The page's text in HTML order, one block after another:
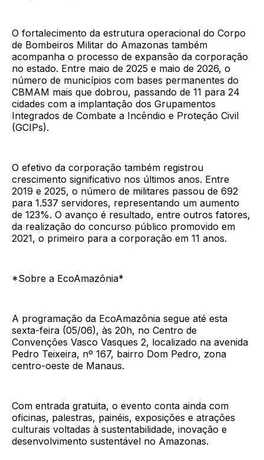
O fortalecimento da estrutura operacional do Corpo
de Bombeiros Militar do Amazonas também
acompanha o processo de expansão da corporação
no estado. Entre maio de 2025 e maio de 2026, o
número de municípios com bases permanentes do
CBMAM mais que dobrou, passando de 11 para 24
cidades com a implantação dos Grupamentos
Integrados de Combate a Incêndio e Proteção Civil
(GCIPs).
O efetivo da corporação também registrou
crescimento significativo nos últimos anos. Entre
2019 e 2025, o número de militares passou de 692
para 1.537 servidores, representando um aumento
de 123%. O avanço é resultado, entre outros fatores,
da realização do concurso público promovido em
2021, o primeiro para a corporação em 11 anos.
*Sobre a EcoAmazônia*
A programação da EcoAmazônia segue até esta
sexta-feira (05/06), às 20h, no Centro de
Convenções Vasco Vasques 2, localizado na avenida
Pedro Teixeira, nº 167, bairro Dom Pedro, zona
centro-oeste de Manaus.
Com entrada gratuita, o evento conta ainda com
oficinas, palestras, painéis, exposições e atrações
culturais voltadas à sustentabilidade, inovação e
desenvolvimento sustentável no Amazonas.